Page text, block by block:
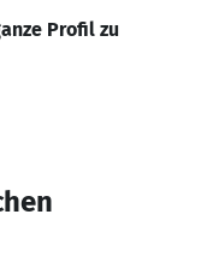
Profil zu